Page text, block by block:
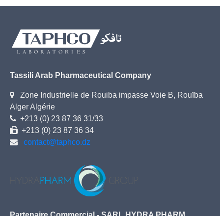
Tassili Arab Pharmaceutical Company
Zone Industrielle de Rouiba impasse Voie B, Rouïba
Alger Algérie
+213 (0) 23 87 36 31/33
+213 (0) 23 87 36 34
contact@taphco.dz